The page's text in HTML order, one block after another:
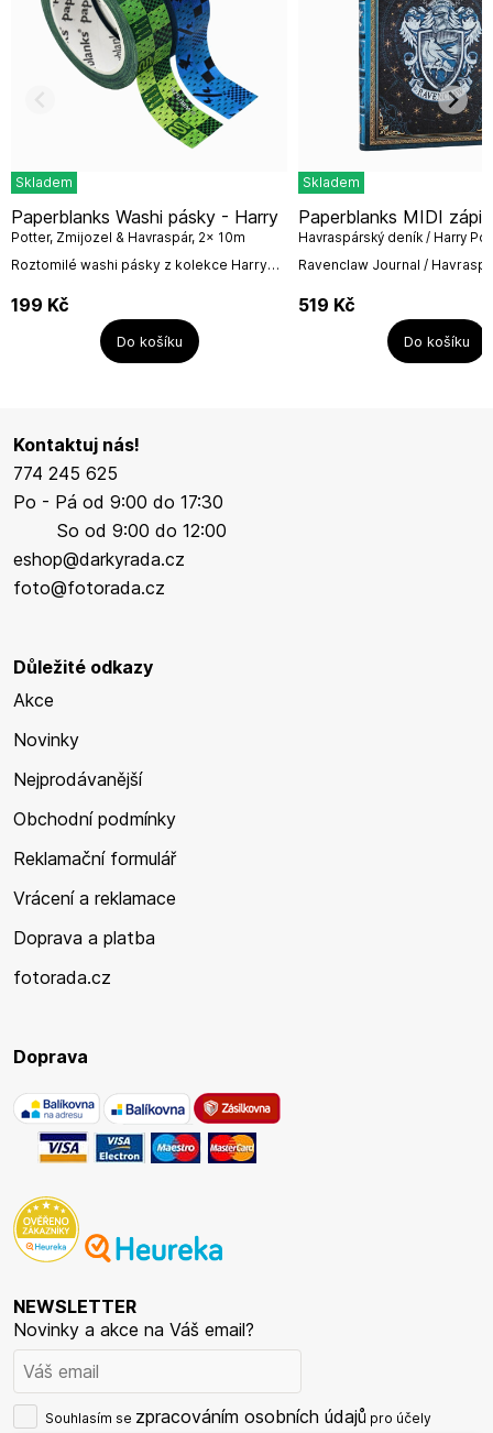
Skladem
Roztomilé washi pásky z kolekce Harry
deníků, přáních atd... Paperblanks
Balónový festival /...
Paperblanks Washi pásky - Harry
Potter, Zmijozel & Havraspár, 2x 10m
199 Kč
Do košíku
Skladem
Ravenclaw Journal /
velikosti MIDI z edice Harry
Paperblanks MIDI zápisník -
Havraspárský deník / Harry
linkovaný
519 Kč
Do košíku
Kontaktuj nás!
774 245 625
Po - Pá od 9:00 do 17:30
So od 9:00 do 12:00
eshop@darkyrada.cz
foto@fotorada.cz
Důležité odkazy
Akce
Novinky
Nejprodávanější
Obchodní podmínky
Reklamační formulář
Vrácení a reklamace
Doprava a platba
fotorada.cz
Doprava
NEWSLETTER
Novinky a akce na Váš email?
Souhlasím se zpracováním osobních údajů pro účely